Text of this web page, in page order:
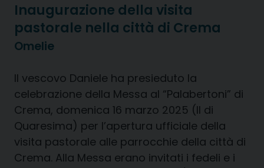
Inaugurazione della visita
pastorale nella città di Crema
Omelie
Il vescovo Daniele ha presieduto la
celebrazione della Messa al “Palabertoni” di
Crema, domenica 16 marzo 2025 (II di
Quaresima) per l’apertura ufficiale della
visita pastorale alle parrocchie della città di
Crema. Alla Messa erano invitati i fedeli e i